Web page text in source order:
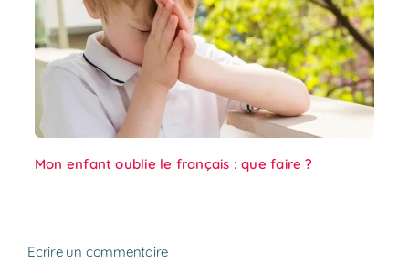
Mon enfant oublie le français : que faire ?
Ecrire un commentaire